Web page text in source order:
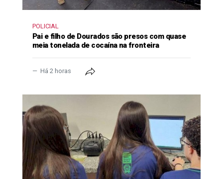
POLICIAL
Pai e filho de Dourados são presos com quase
meia tonelada de cocaína na fronteira
Há 2 horas